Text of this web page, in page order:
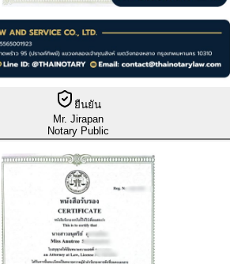
ยืนยัน
Mr. Jirapan
Notary Public